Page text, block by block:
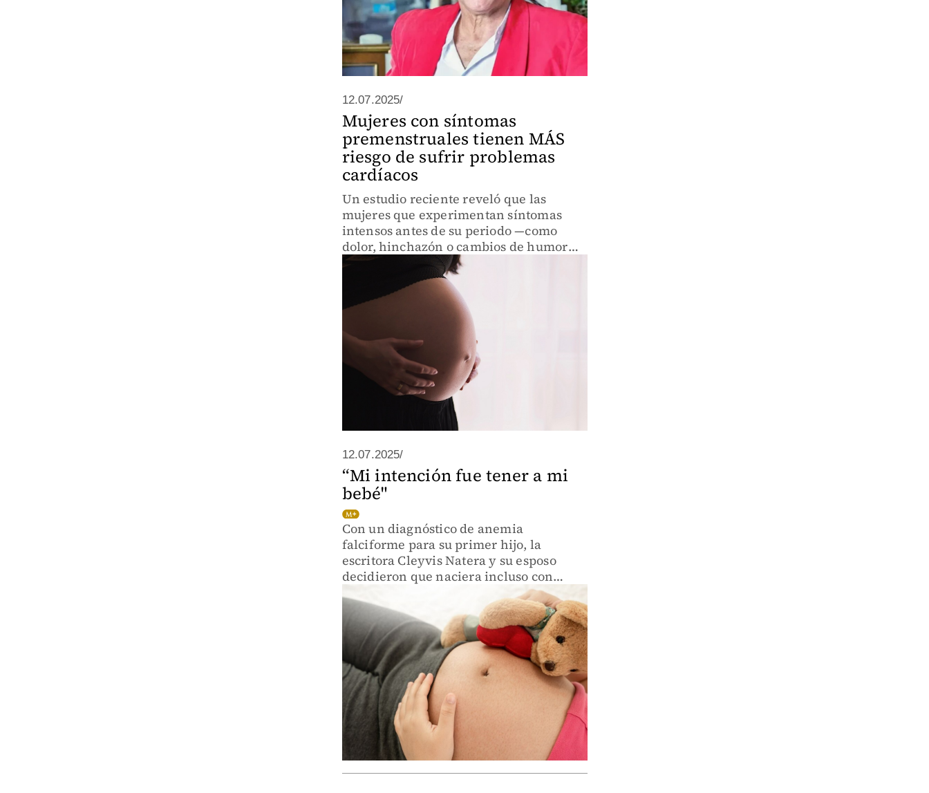
12.07.2025/
Mujeres con síntomas
premenstruales tienen MÁS
riesgo de sufrir problemas
cardíacos
Un estudio reciente reveló que las
mujeres que experimentan síntomas
intensos antes de su periodo —como
dolor, hinchazón o cambios de humor—
podrían tener mayor probabilidad de
desarrollar enfermedades del corazón a
lo largo de su vida.
12.07.2025/
“Mi intención fue tener a mi
bebé"
Con un diagnóstico de anemia
falciforme para su primer hijo, la
escritora Cleyvis Natera y su esposo
decidieron que naciera incluso con
todas las consecuencias que implicaría
el tratamiento para la familia.